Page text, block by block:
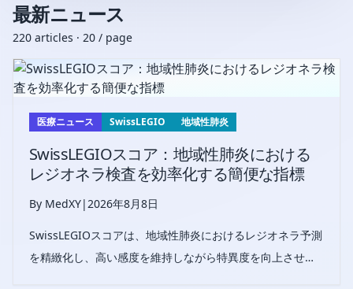
最新ニュース
220 articles · 20 / page
医療ニュース SwissLEGIO 地域性肺炎
SwissLEGIOスコア：地域性肺炎における
レジオネラ検査を効率化する簡便な指標
By MedXY|2026年8月8日
SwissLEGIOスコアは、地域性肺炎におけるレジオネラ予測
を精緻化し、高い感度を維持しながら特異度を向上させる